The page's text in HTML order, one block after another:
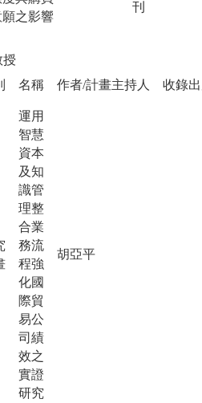
願之影響
刊
授
名稱 作者/計畫主持人 收錄
運用
智慧
資本
及知
識管
理整
合業
務流
程強
化國
際貿
易公
司績
效之
實證
研究
胡亞平